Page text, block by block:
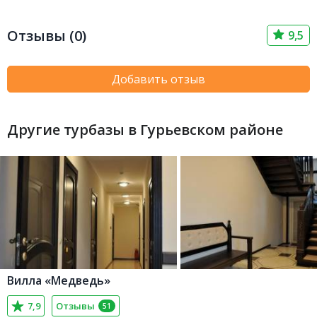
Отзывы (0) 9,5
Добавить отзыв
Другие турбазы в Гурьевском районе
Вилла «Медведь»
7,9 Отзывы 51